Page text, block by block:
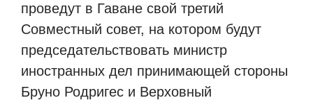
проведут в Гаване свой третий
Совместный совет, на котором будут
председательствовать министр
иностранных дел принимающей стороны
Бруно Родригес и Верховный